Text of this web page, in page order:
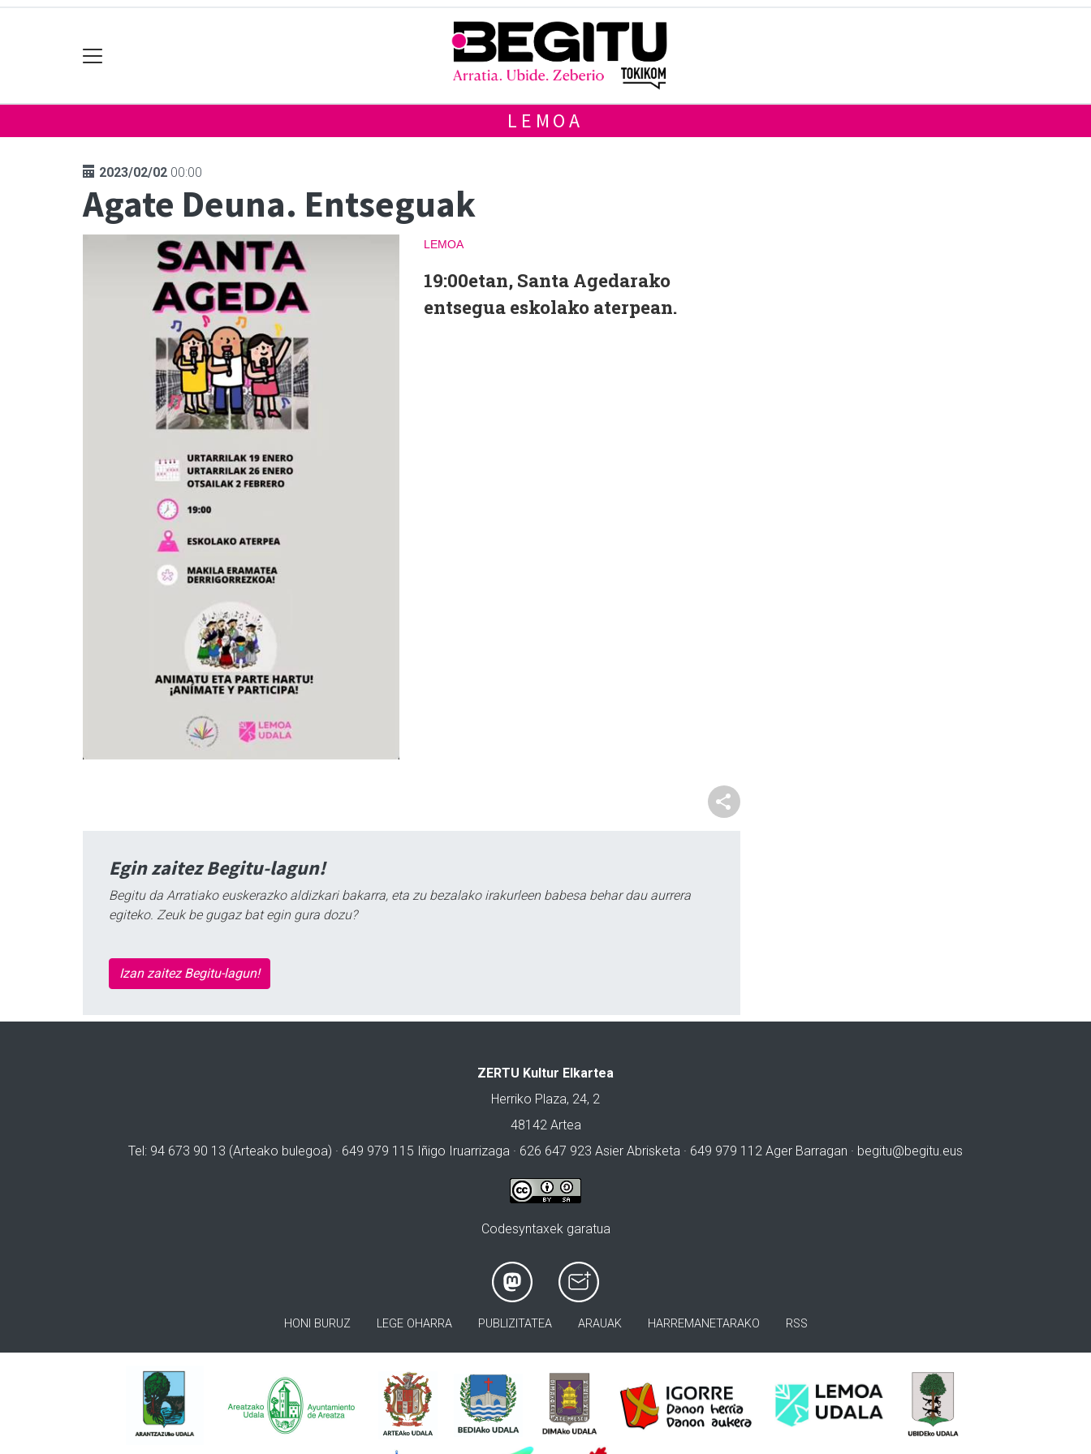
LEMOA
2023/02/02 00:00
Agate Deuna. Entseguak
LEMOA
19:00etan, Santa Agedarako
entsegua eskolako aterpean.
Egin zaitez Begitu-lagun!
Begitu da Arratiako euskerazko aldizkari bakarra, eta zu bezalako irakurleen babesa behar dau aurrera
egiteko. Zeuk be gugaz bat egin gura dozu?
Izan zaitez Begitu-lagun!
ZERTU Kultur Elkartea
Herriko Plaza, 24, 2
48142 Artea
Tel: 94 673 90 13 (Arteako bulegoa) · 649 979 115 Iñigo Iruarrizaga · 626 647 923 Asier Abrisketa · 649 979 112 Ager Barragan · begitu@begitu.eus
Codesyntaxek garatua
HONI BURUZ LEGE OHARRA PUBLIZITATEA ARAUAK HARREMANETARAKO RSS